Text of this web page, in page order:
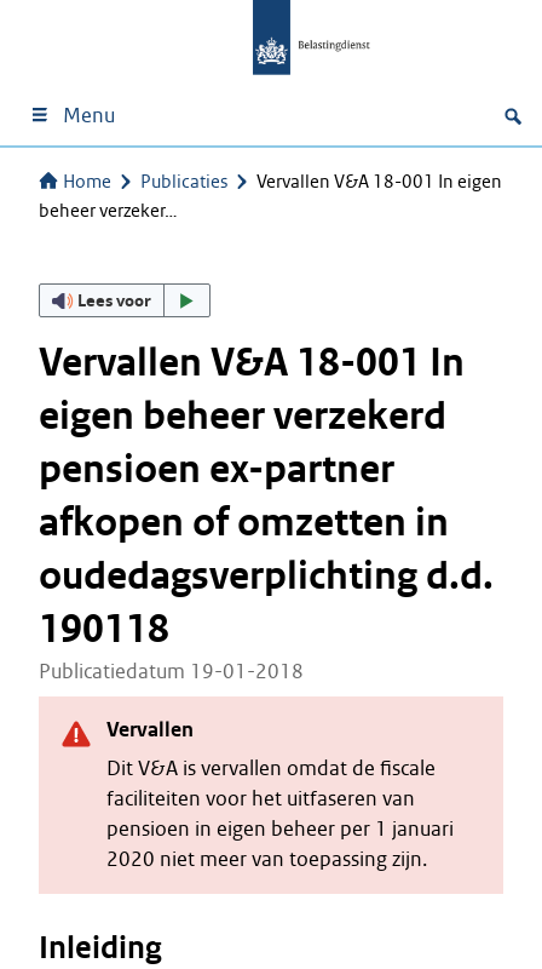
Menu
Home Publicaties
Vervallen V&A 18-001 In eigen
beheer verzeker…
Lees voor
Vervallen V&A 18-001 In
eigen beheer verzekerd
pensioen ex-partner
afkopen of omzetten in
oudedagsverplichting d.d.
190118
Publicatiedatum 19-01-2018
Vervallen
Dit V&A is vervallen omdat de fiscale
faciliteiten voor het uitfaseren van
pensioen in eigen beheer per 1 januari
2020 niet meer van toepassing zijn.
Inleiding